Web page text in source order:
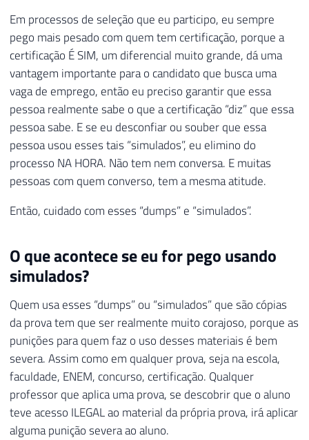
Em processos de seleção que eu participo, eu sempre
pego mais pesado com quem tem certificação, porque a
certificação É SIM, um diferencial muito grande, dá uma
vantagem importante para o candidato que busca uma
vaga de emprego, então eu preciso garantir que essa
pessoa realmente sabe o que a certificação “diz” que essa
pessoa sabe. E se eu desconfiar ou souber que essa
pessoa usou esses tais “simulados”, eu elimino do
processo NA HORA. Não tem nem conversa. E muitas
pessoas com quem converso, tem a mesma atitude.
Então, cuidado com esses “dumps” e “simulados”.
O que acontece se eu for pego usando
simulados?
Quem usa esses “dumps” ou “simulados” que são cópias
da prova tem que ser realmente muito corajoso, porque as
punições para quem faz o uso desses materiais é bem
severa. Assim como em qualquer prova, seja na escola,
faculdade, ENEM, concurso, certificação. Qualquer
professor que aplica uma prova, se descobrir que o aluno
teve acesso ILEGAL ao material da própria prova, irá aplicar
alguma punição severa ao aluno.